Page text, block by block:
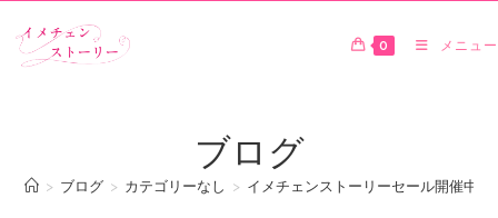
0 メニュー
ブログ
> ブログ > カテゴリーなし > イメチェンストーリーセール開催中